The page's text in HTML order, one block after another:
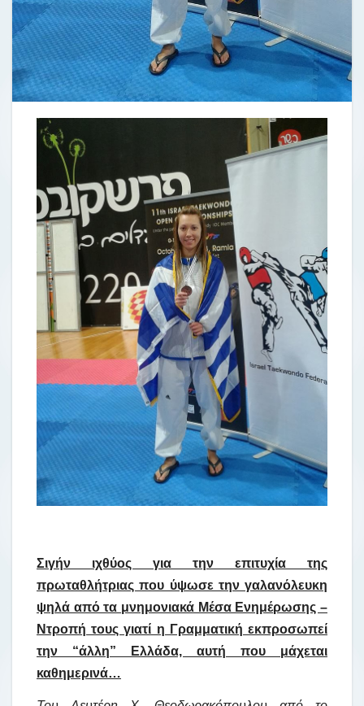
Σιγήν ιχθύος για την επιτυχία της
πρωταθλήτριας που ύψωσε την γαλανόλευκη
ψηλά από τα μνημονιακά Μέσα Ενημέρωσης –
Ντροπή τους γιατί η Γραμματική εκπροσωπεί
την “άλλη” Ελλάδα, αυτή που μάχεται
καθημερινά…